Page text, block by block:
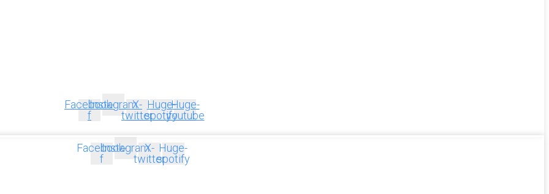
Facebook-
f
InstagramX-
twitter
Huge-
spotify
Huge-
youtube
Facebook-
f
InstagramX-
twitter
Huge-
spotify